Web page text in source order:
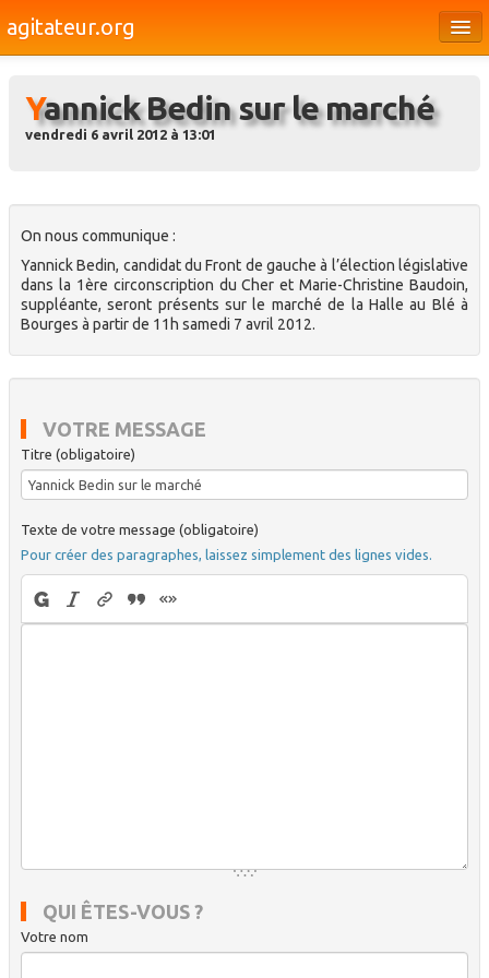
agitateur.org
Bourges & le Cher
Médias
Dossiers
Brèves
Yannick Bedin sur le marché
vendredi 6 avril 2012 à 13:01
On nous communique :
Yannick Bedin, candidat du Front de gauche à l’élection législative
dans la 1ère circonscription du Cher et Marie-Christine Baudoin,
suppléante, seront présents sur le marché de la Halle au Blé à
Bourges à partir de 11h samedi 7 avril 2012.
VOTRE MESSAGE
Titre (obligatoire)
Texte de votre message (obligatoire)
Pour créer des paragraphes, laissez simplement des lignes vides.
QUI ÊTES-VOUS ?
Votre nom